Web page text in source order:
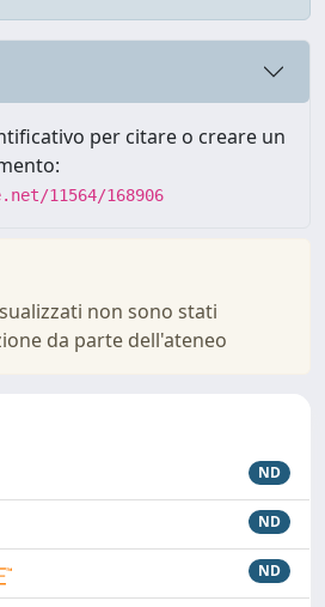
per citare o creare un
11564/168906
non sono stati
da parte dell'ateneo
ND
ND
ND